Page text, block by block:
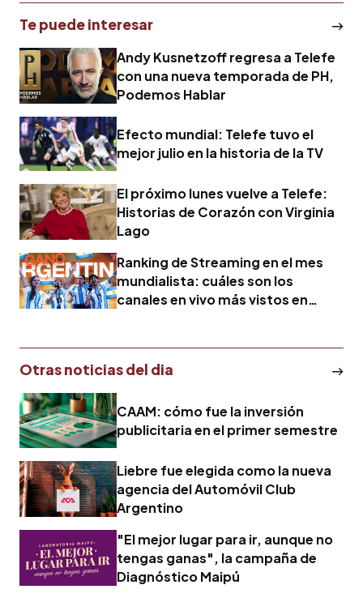
Te puede interesar
Andy Kusnetzoff regresa a Telefe
con una nueva temporada de PH,
Podemos Hablar
Efecto mundial: Telefe tuvo el
mejor julio en la historia de la TV
El próximo lunes vuelve a Telefe:
Historias de Corazón con Virginia
Lago
Ranking de Streaming en el mes
mundialista: cuáles son los
canales en vivo más vistos en
Otras noticias del dia
CAAM: cómo fue la inversión
publicitaria en el primer semestre
Liebre fue elegida como la nueva
agencia del Automóvil Club
Argentino
"El mejor lugar para ir, aunque no
tengas ganas", la campaña de
Diagnóstico Maipú